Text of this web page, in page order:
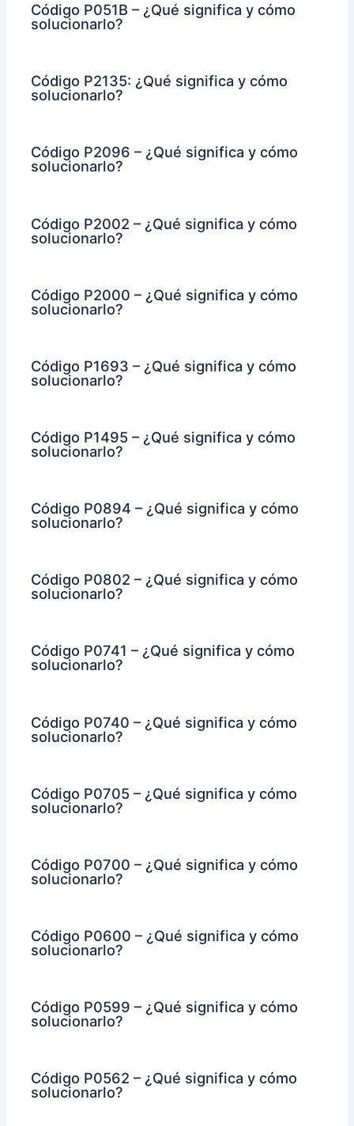
Código P051B – ¿Qué significa y cómo
solucionarlo?
Código P2135: ¿Qué significa y cómo
solucionarlo?
Código P2096 – ¿Qué significa y cómo
solucionarlo?
Código P2002 – ¿Qué significa y cómo
solucionarlo?
Código P2000 – ¿Qué significa y cómo
solucionarlo?
Código P1693 – ¿Qué significa y cómo
solucionarlo?
Código P1495 – ¿Qué significa y cómo
solucionarlo?
Código P0894 – ¿Qué significa y cómo
solucionarlo?
Código P0802 – ¿Qué significa y cómo
solucionarlo?
Código P0741 – ¿Qué significa y cómo
solucionarlo?
Código P0740 – ¿Qué significa y cómo
solucionarlo?
Código P0705 – ¿Qué significa y cómo
solucionarlo?
Código P0700 – ¿Qué significa y cómo
solucionarlo?
Código P0600 – ¿Qué significa y cómo
solucionarlo?
Código P0599 – ¿Qué significa y cómo
solucionarlo?
Código P0562 – ¿Qué significa y cómo
solucionarlo?